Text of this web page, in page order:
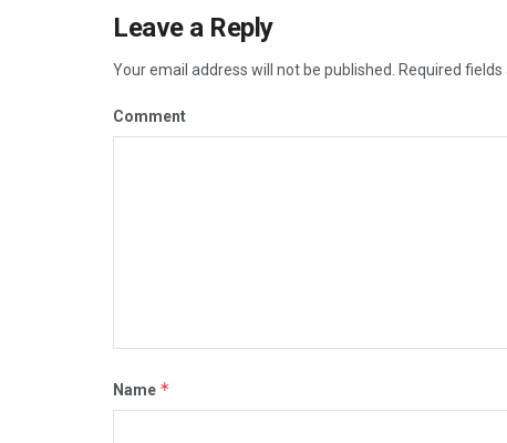
Leave a Reply
Your email address will not be published. Required
Comment
Name *